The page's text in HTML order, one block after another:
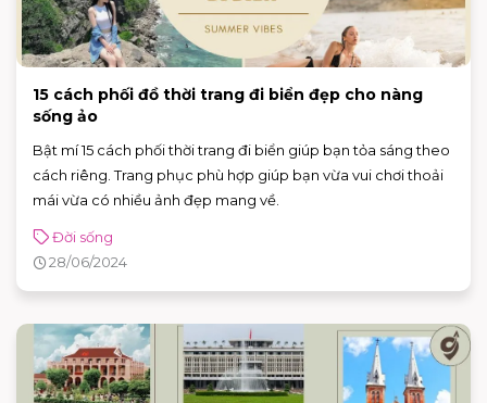
15 cách phối đồ thời trang đi biển đẹp cho nàng
sống ảo
Bật mí 15 cách phối thời trang đi biển giúp bạn tỏa sáng theo
cách riêng. Trang phục phù hợp giúp bạn vừa vui chơi thoải
mái vừa có nhiều ảnh đẹp mang về.
Đời sống
28/06/2024